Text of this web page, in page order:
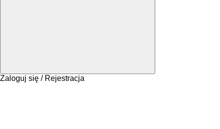
Zaloguj się / Rejestracja